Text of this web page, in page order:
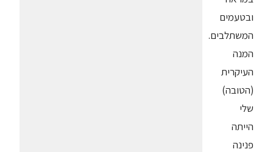
ובטעמים
המשתלבים.
המנה
העיקרית
(הטובה)
שלי
הייתה
פנינה